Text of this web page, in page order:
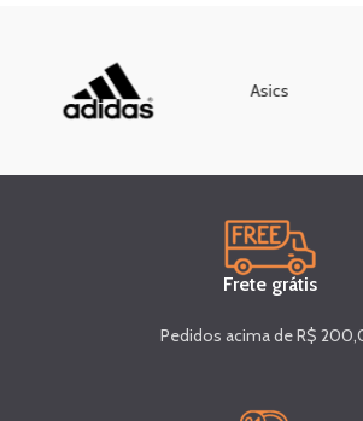
Asics
Frete grátis
Pedidos acima de R$